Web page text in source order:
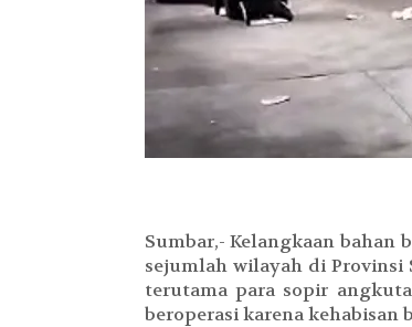
Sumbar,- Kelangkaan bahan
sejumlah wilayah di Provinsi
terutama para sopir
beroperasi karena kehabisan